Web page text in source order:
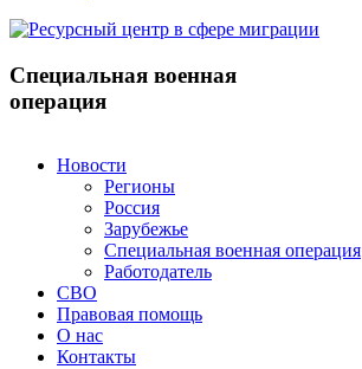
Специальная военная
операция
Новости
Регионы
Россия
Зарубежье
Специальная военная операция
Работодатель
СВО
Правовая помощь
О нас
Контакты